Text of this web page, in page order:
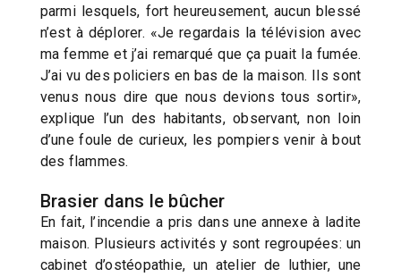
parmi lesquels, fort heureusement, aucun blessé
n’est à déplorer. «Je regardais la télévision avec
ma femme et j’ai remarqué que ça puait la fumée.
J’ai vu des policiers en bas de la maison. Ils sont
venus nous dire que nous devions tous sortir»,
explique l’un des habitants, observant, non loin
d’une foule de curieux, les pompiers venir à bout
des flammes.
Brasier dans le bûcher
En fait, l’incendie a pris dans une annexe à ladite
maison. Plusieurs activités y sont regroupées: un
cabinet d’ostéopathie, un atelier de luthier, une